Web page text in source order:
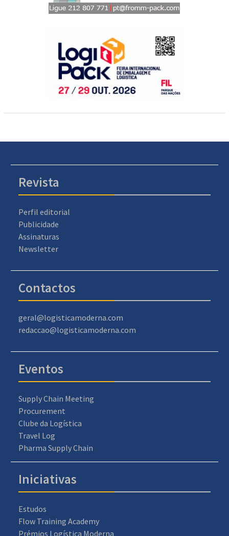
Revista
Perfil editorial
Publicidade
Assinaturas
Newsletter
Contactos
geral@logisticamoderna.com
redaccao@logisticamoderna.com
Eventos
Supply Chain Meeting
Procurement
Clube da Logística
Travel Log
Pharma Supply Chain
Iniciativas
Estudos
Flow Training Academy
Prémios Logística Moderna